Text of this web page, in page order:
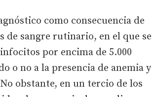
como consecuencia de
de sangre rutinario, en el que se
por encima de 5.000
o no a la presencia de anemia y
obstante, en un tercio de los